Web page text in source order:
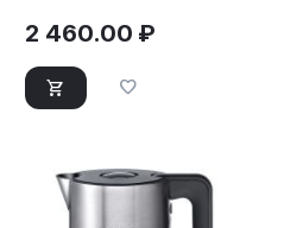
2 460.00 ₽